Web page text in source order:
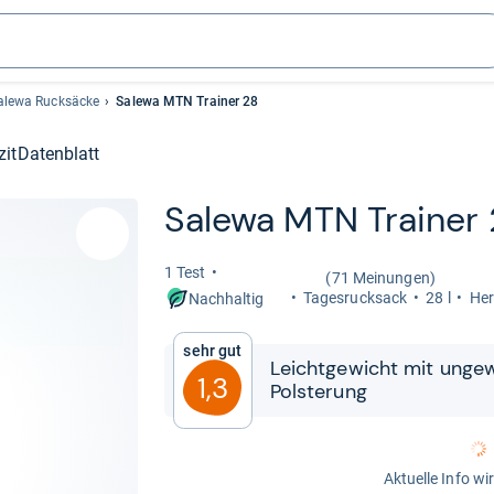
Rucksäcke Salewa MTN Trainer 28
Datenblatt
Salewa MTN Trai­ner
1 Test
(71 Meinungen)
Nachhaltig
Tages­ruck­sack 28 l
Sehr gut
1,3
Leicht­ge­wicht mit
Pols­te­rung
Aktuelle Info